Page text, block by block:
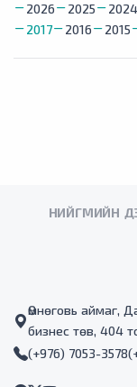
2026 2025 2024
2017
2016 2015
НИЙГМИЙН
Өмнөговь аймаг,
бизнес төв, 404
(+976) 7053-3578